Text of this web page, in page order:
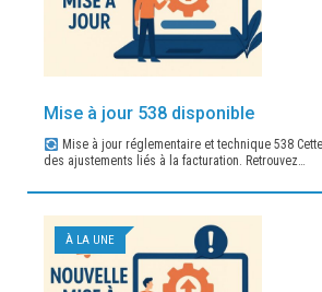
Mise à jour 538 disponible
Mise à jour réglementaire et technique 538
des ajustements liés à la facturation. Retrouvez…
À LA UNE